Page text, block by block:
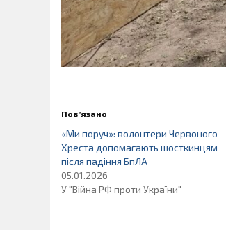
Пов’язано
«Ми поруч»: волонтери Червоного
Хреста допомагають шосткинцям
після падіння БпЛА
05.01.2026
У "Війна РФ проти України"